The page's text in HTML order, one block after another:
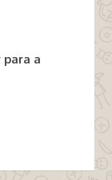
para a